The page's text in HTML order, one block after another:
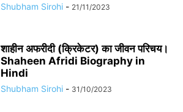
Shubham Sirohi - 21/11/2023
शाहीन अफरीदी (क्रिकेटर) का जीवन परिचय।
Shaheen Afridi Biography in
Hindi
Shubham Sirohi - 31/10/2023